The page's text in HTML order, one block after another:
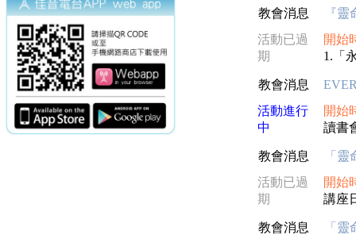
教會消息
『
活動已過
期
開始
1.「
教會消息
活動進行
中
開始
讀書
教會消息
「
活動已過
期
開始
講座
教會消息
「